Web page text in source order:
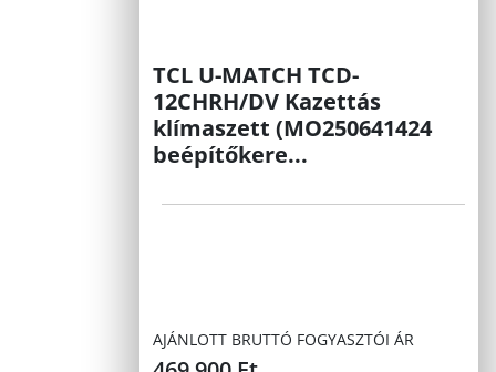
TCL U-MATCH TCD-
12CHRH/DV Kazettás
klímaszett (MO250641424
beépítőkere...
AJÁNLOTT BRUTTÓ FOGYASZTÓI ÁR